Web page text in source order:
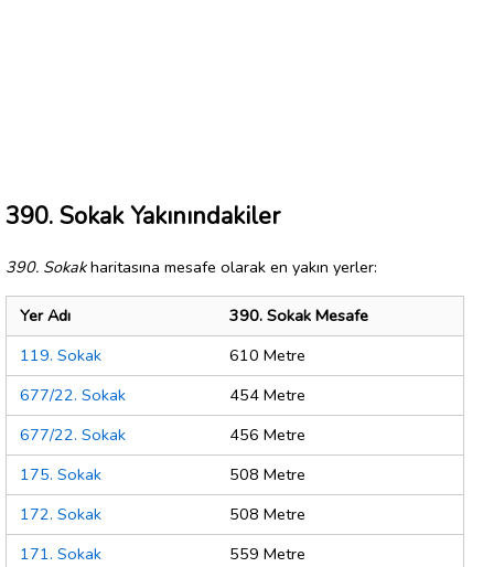
390. Sokak Yakınındakiler
390. Sokakharitasına mesafe olarak en yakın yerler:
Yer Adı
390. Sokak Mesafe
119. Sokak
610 Metre
677/22. Sokak
454 Metre
677/22. Sokak
456 Metre
175. Sokak
508 Metre
172. Sokak
508 Metre
171. Sokak
559 Metre